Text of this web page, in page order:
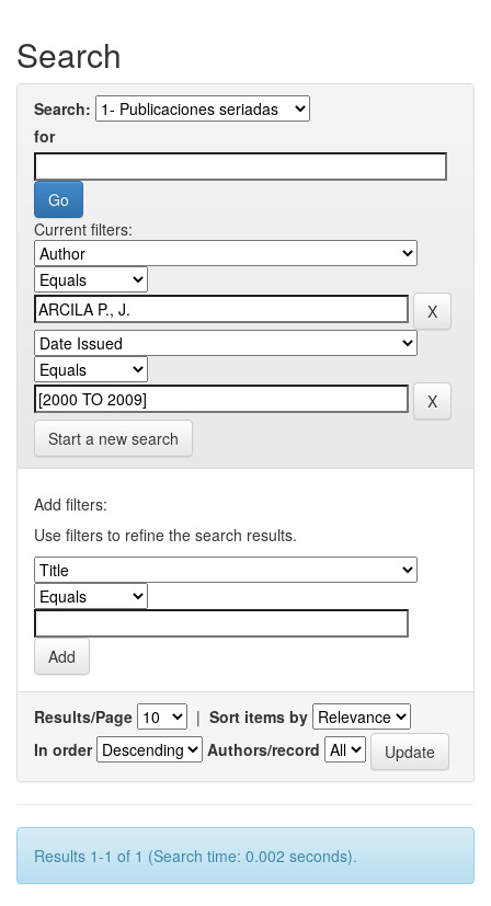
Search
Search:
for
Current filters:
Start a new search
Add filters:
Use filters to refine the search results.
Results/Page | Sort items by
In order
Authors/record
Results 1-1 of 1 (Search time: 0.002 seconds).